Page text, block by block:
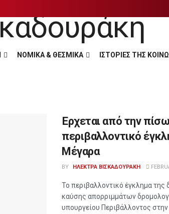
ΝΟΜΙΚΑ & ΘΕΣΜΙΚΑ ΙΣΤΟΡΙΕΣ ΤΗΣ
Έρχεται από την
περιβαλλοντικό
Μέγαρα
BY ΗΛΕΚΤΡΑ ΒΙΣΚΑΔΟΥΡΑΚΗ
Το περιβαλλοντικό έγκλημα της
καύσης απορριμμάτων
υπουργείου Περιβάλλοντος